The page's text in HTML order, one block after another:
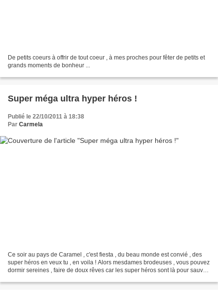
De petits coeurs à offrir de tout coeur , à mes proches pour fêter de petits et
grands moments de bonheur ...
Super méga ultra hyper héros !
Publié le 22/10/2011 à 18:38
Par Carmela
Ce soir au pays de Caramel , c'est fiesta , du beau monde est convié , des
super héros en veux tu , en voila ! Alors mesdames brodeuses , vous pouvez
dormir sereines , faire de doux rêves car les super héros sont là pour sauver